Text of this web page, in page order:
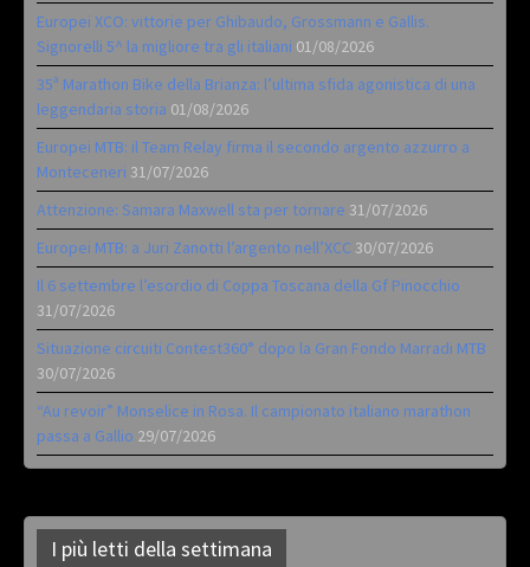
Europei XCO: vittorie per Ghibaudo, Grossmann e Gallis.
Signorelli 5^ la migliore tra gli italiani 01/08/2026
35ª Marathon Bike della Brianza: l’ultima sfida agonistica di una
leggendaria storia 01/08/2026
Europei MTB: il Team Relay firma il secondo argento azzurro a
Monteceneri 31/07/2026
Attenzione: Samara Maxwell sta per tornare 31/07/2026
Europei MTB: a Juri Zanotti l’argento nell’XCC 30/07/2026
Il 6 settembre l’esordio di Coppa Toscana della Gf Pinocchio
31/07/2026
Situazione circuiti Contest360° dopo la Gran Fondo Marradi MTB
30/07/2026
“Au revoir” Monselice in Rosa. Il campionato italiano marathon
passa a Gallio 29/07/2026
I più letti della settimana